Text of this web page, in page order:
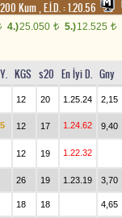
Kum,E.İ.D. :1.20.56
4.)25.050 t 5.)12.525 t
KGS s20 En İyi D. Gny
12 20 1.25.24 2,15
5 12 17 1.24.62 9,40
12 19 1.22.32
26 19 1.23.19 3,70
18 18 4,65